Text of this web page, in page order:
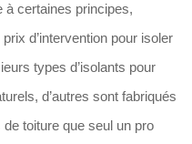
à certaines principes,
d’intervention pour isoler
types d’isolants pour
d’autres sont fabriqués
toiture que seul un pro